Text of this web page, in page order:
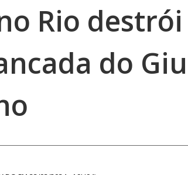
Rio
do